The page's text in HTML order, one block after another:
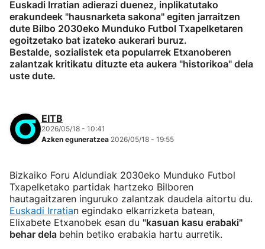
Euskadi Irratian adierazi duenez, inplikatutako
erakundeek "hausnarketa sakona" egiten jarraitzen
dute Bilbo 2030eko Munduko Futbol Txapelketaren
egoitzetako bat izateko aukerari buruz.
Bestalde, sozialistek eta popularrek Etxanoberen
zalantzak kritikatu dituzte eta aukera "historikoa" dela
uste dute.
EITB
2026/05/18 - 10:41
Azken eguneratzea 2026/05/18 - 19:55
Bizkaiko Foru Aldundiak 2030eko Munduko Futbol
Txapelketako partidak hartzeko Bilboren
hautagaitzaren inguruko zalantzak daudela aitortu du.
Euskadi Irratian egindako elkarrizketa batean,
Elixabete Etxanobek esan du "kasuan kasu erabaki"
behar dela behin betiko erabakia hartu aurretik.